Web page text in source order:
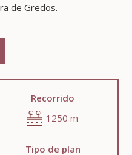
de Gredos.
Recorrido
1250 m
Tipo de plan